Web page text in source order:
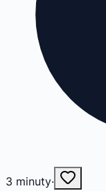
3 minuty·